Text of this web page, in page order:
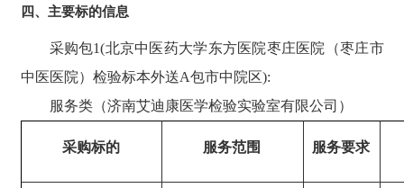
四、主要标的信息
采购包1(北京中医药大学东方医院枣庄医院（枣庄市
中医医院）检验标本外送A包市中院区):
服务类（济南艾迪康医学检验实验室有限公司）
采购标的 服务范围 服务要求